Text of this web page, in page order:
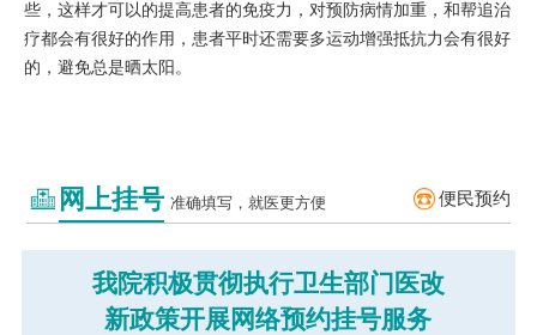
些，这样才可以的提高患者的免疫力，对预防病情加重，和帮追治
疗都会有很好的作用，患者平时还需要多运动增强抵抗力会有很好
的，避免总是晒太阳。
网上挂号 准确填写，就医更方便 便民预约
我院积极贯彻执行卫生部门医改
新政策开展网络预约挂号服务